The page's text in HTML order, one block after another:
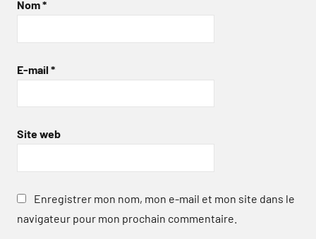
Nom*
E-mail *
Site web
Enregistrer mon nom, mon e-mail et mon site dans le
navigateur pour mon prochain commentaire.